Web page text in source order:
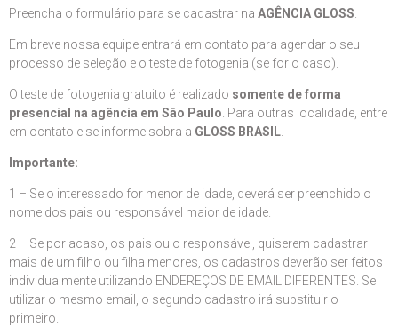
Preencha o formulário para se cadastrar na AGÊNCIA GLOSS
Em breve nossa equipe entrará em contato para agendar o seu
processo de seleção e o teste de fotogenia (se for o caso).
O teste de fotogenia gratuito é realizado somente de forma
presencial na agência em São Paulo . Para outras localidade, entre
em ocntato e se informe sobra a GLOSS BRASIL
Importante:
1 – Se o interessado for menor de idade, deverá ser preenchido o
nome dos pais ou responsável maior de idade.
2 – Se por acaso, os pais ou o responsável, quiserem cadastrar
mais de um filho ou filha menores, os cadastros deverão ser feitos
individualmente utilizando ENDEREÇOS DE EMAIL DIFERENTES. Se
utilizar o mesmo email, o segundo cadastro irá substituir o
primeiro.